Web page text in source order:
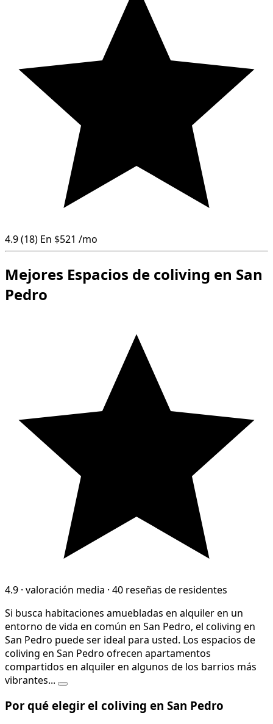
4.9(18) En $521 /mo
Mejores Espacios de coliving en San
Pedro
4.9 · valoración media · 40 reseñas de residentes
Si busca habitaciones amuebladas en alquiler en un
entorno de vida en común en San Pedro, el coliving en
San Pedro puede ser ideal para usted. Los espacios de
coliving en San Pedro ofrecen apartamentos
compartidos en alquiler en algunos de los barrios más
vibrantes...
Por qué elegir el coliving en San Pedro